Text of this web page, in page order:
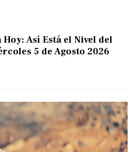
Hoy: Así Está el Nivel del
5 de Agosto 2026